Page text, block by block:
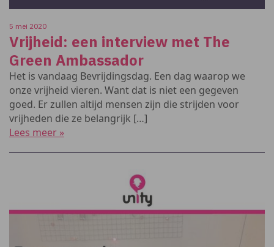
5 mei 2020
Vrijheid: een interview met The
Green Ambassador
Het is vandaag Bevrijdingsdag. Een dag waarop we
onze vrijheid vieren. Want dat is niet een gegeven
goed. Er zullen altijd mensen zijn die strijden voor
vrijheden die ze belangrijk […]
Lees meer »